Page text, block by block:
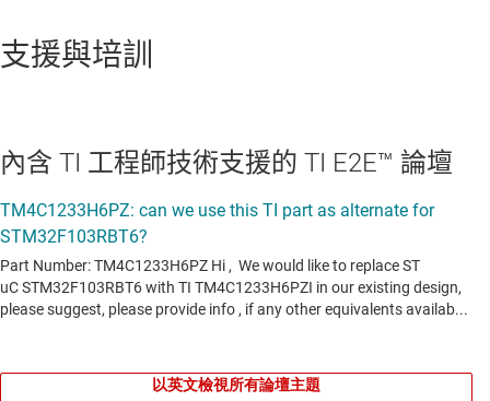
支援與培訓
內含 TI 工程師技術支援的 TI E2E™ 論壇
以英文檢視所有論壇主題